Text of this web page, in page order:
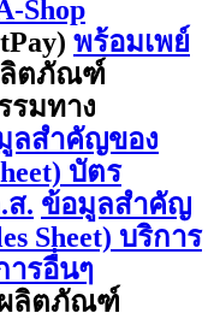
Shop
พร้อมเพย์
ลิตภัณฑ์
รมทาง
ลสำคัญของ
บัตร
ส. ข้อมูลสำคัญ
Sheet) บริการ
ารอื่นๆ
ผลิตภัณฑ์